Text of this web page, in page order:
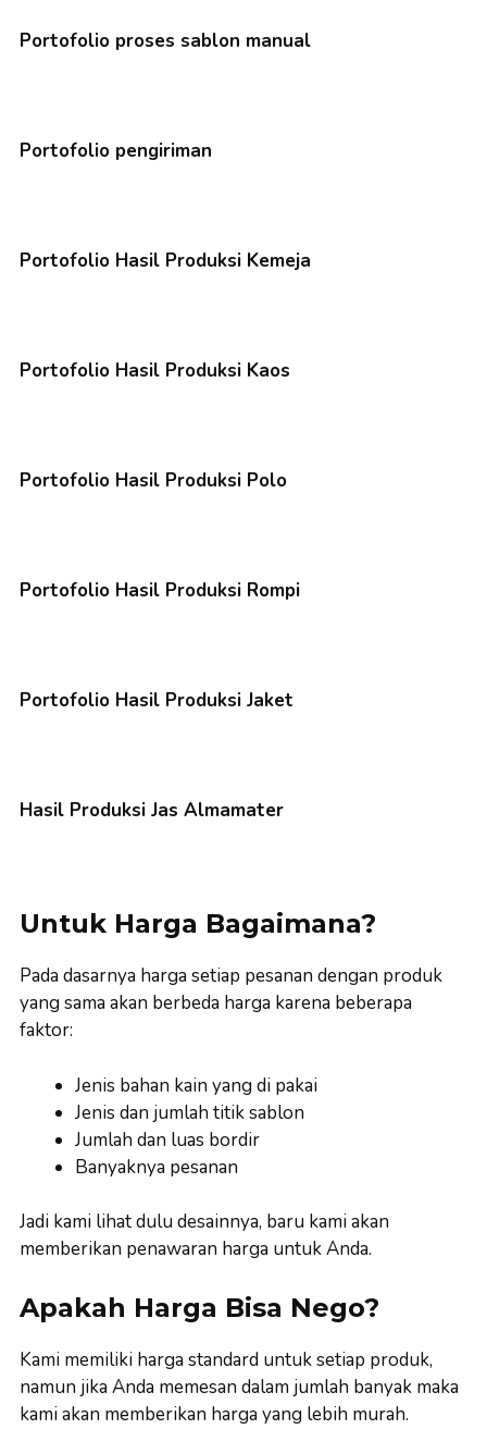
Portofolio proses sablon manual
Portofolio pengiriman
Portofolio Hasil Produksi Kemeja
Portofolio Hasil Produksi Kaos
Portofolio Hasil Produksi Polo
Portofolio Hasil Produksi Rompi
Portofolio Hasil Produksi Jaket
Hasil Produksi Jas Almamater
Untuk Harga Bagaimana?
Pada dasarnya harga setiap pesanan dengan produk
yang sama akan berbeda harga karena beberapa
faktor:
Jenis bahan kain yang di pakai
Jenis dan jumlah titik sablon
Jumlah dan luas bordir
Banyaknya pesanan
Jadi kami lihat dulu desainnya, baru kami akan
memberikan penawaran harga untuk Anda.
Apakah Harga Bisa Nego?
Kami memiliki harga standard untuk setiap produk,
namun jika Anda memesan dalam jumlah banyak maka
kami akan memberikan harga yang lebih murah.